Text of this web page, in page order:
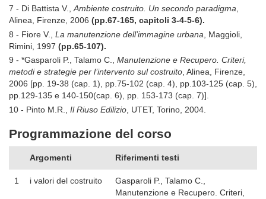
7 - Di Battista V., Ambiente costruito. Un secondo paradigma
Alinea, Firenze, 2006 (pp.67-165, capitoli 3-4-5-6).
8 - Fiore V., La manutenzione dell’immagine urbana , Maggioli,
Rimini, 1997 (pp.65-107).
9 - *Gasparoli P., Talamo C., Manutenzione e Recupero. Criteri,
metodi e strategie per l’intervento sul costruito , Alinea, Firenze,
2006 [pp. 19-38 (cap. 1), pp.75-102 (cap. 4), pp.103-125 (cap. 5),
pp.129-135 e 140-150(cap. 6), pp. 153-173 (cap. 7)].
10 - Pinto M.R., Il Riuso Edilizio , UTET, Torino, 2004.
Programmazione del corso
Argomenti Riferimenti testi
1 i valori del costruito
Gasparoli P., Talamo C.,
Manutenzione e Recupero. Criteri,